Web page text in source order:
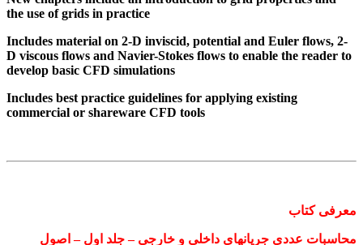
the use of grids in practice
Includes material on 2-D inviscid, potential and Euler flows, 2-
D viscous flows and Navier-Stokes flows to enable the reader to
develop basic CFD simulations
Includes best practice guidelines for applying existing
commercial or shareware CFD tools
معرفی کتاب
محاسبات عددی جریان­های داخلی و خارجی – جلد اول – اصول